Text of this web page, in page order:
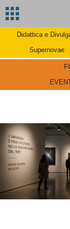
Didattica e
Supernovae